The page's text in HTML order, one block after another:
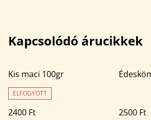
Kapcsolódó árucikkek
Kis maci 100gr
ELFOGYOTT
2400 Ft 2500 Ft